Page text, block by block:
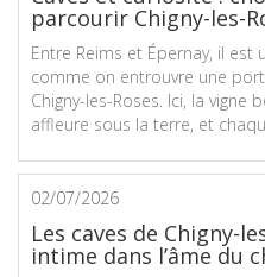
parcourir Chigny-les-
Entre Reims et Épernay, il
comme on entrouvre une
Chigny-les-Roses. Ici, la vigne
affleure sous la terre, et
02/07/2026
Les caves de Chigny-
intime dans l’âme du